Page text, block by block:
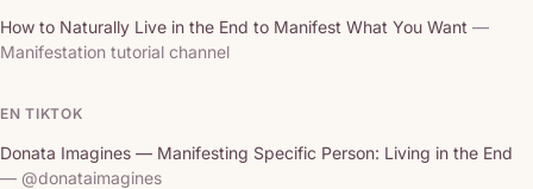
How to Naturally Live in the End to Manifest What You Want —
Manifestation tutorial channel
EN TIKTOK
Donata Imagines — Manifesting Specific Person: Living in the End
— @donataimagines